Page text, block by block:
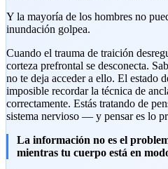
Y la mayoría de los hombres no
inundación golpea.
Cuando el trauma de traición
corteza prefrontal se desconecta.
no te deja acceder a ello. El estado
imposible recordar la técnica de
correctamente. Estás tratando de
sistema nervioso — y pensar es lo
La información no es el
mientras tu cuerpo está en